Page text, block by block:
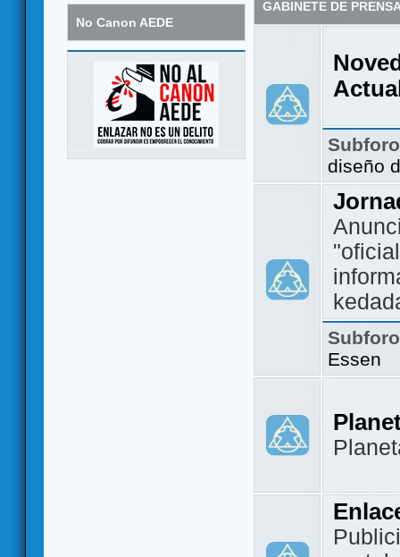
No Canon AEDE
GABINETE DE
diseño
Essen